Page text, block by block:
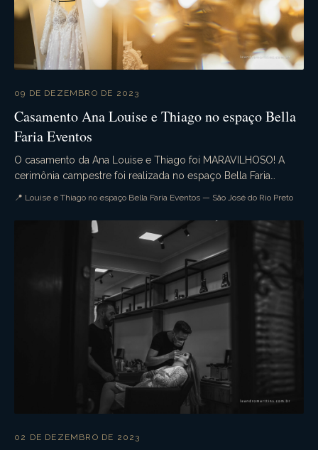
09 DE DEZEMBRO DE 2023
Casamento Ana Louise e Thiago no espaço Bella
Faria Eventos
O casamento da Ana Louise e Thiago foi MARAVILHOSO! A
cerimônia campestre foi realizada no espaço Bella Faria
📍 Louise e Thiago no espaço Bella Faria Eventos — São José do Rio Preto
02 DE DEZEMBRO DE 2023